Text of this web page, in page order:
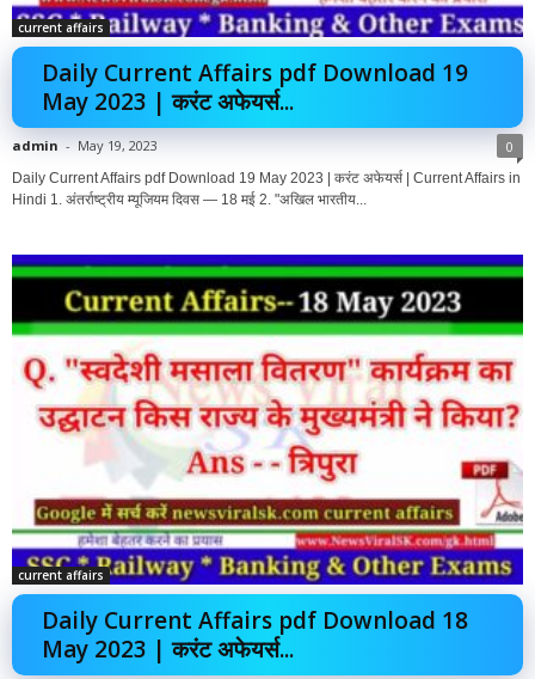
current affairs
Daily Current Affairs pdf Download 19
May 2023 | करंट अफेयर्स...
admin - May 19, 2023 0
Daily Current Affairs pdf Download 19 May 2023 | करंट अफेयर्स | Current Affairs in
Hindi 1. अंतर्राष्ट्रीय म्यूजियम दिवस — 18 मई 2. "अखिल भारतीय...
current affairs
Daily Current Affairs pdf Download 18
May 2023 | करंट अफेयर्स...